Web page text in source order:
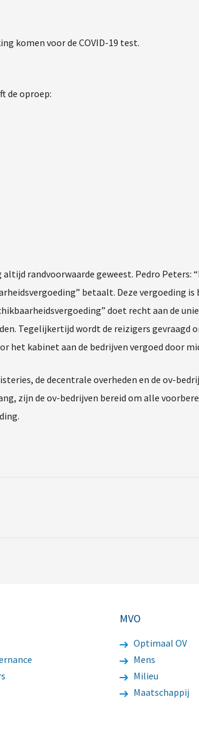
komen voor de COVID-19 test.
de oproep:
randvoorwaarde geweest. Pedro Peters:
betaalt. Deze vergoeding
doet recht aan de
Tegelijkertijd wordt de reizigers
kabinet aan de bedrijven vergoed door
de decentrale overheden en de ov-
zijn de ov-bedrijven bereid om alle
MVO
Optimaal OV
Mens
Milieu
Maatschappij